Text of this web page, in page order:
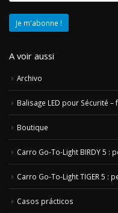
A voir aussi
Archivo
Balisage LED pour Sécurité –
Boutique
Carro Go-To-Light BIRDY 5 :
Carro Go-To-Light TIGER 5 :
Casos prácticos